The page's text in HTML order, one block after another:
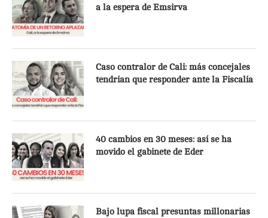
a la espera de Emsirva
Caso contralor de Cali: más concejales
tendrían que responder ante la Fiscalía
40 cambios en 30 meses: así se ha
movido el gabinete de Eder
Bajo lupa fiscal presuntas millonarias